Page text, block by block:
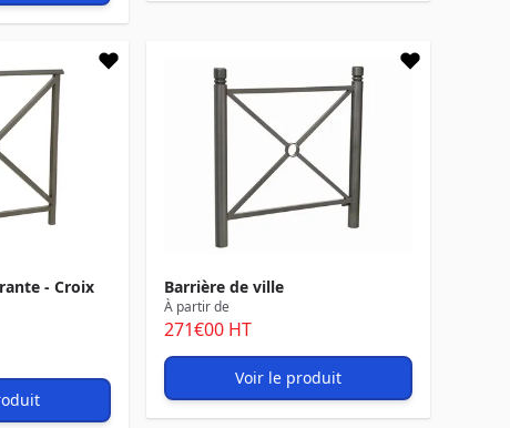
- Croix
Barrière de ville
À partir de
271€00 HT
Voir le produit